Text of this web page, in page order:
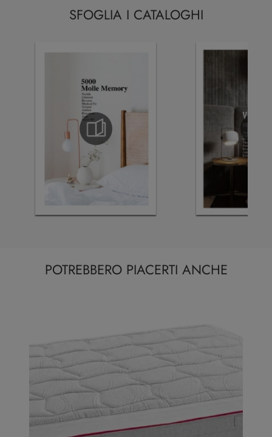
SFOGLIA I CATALOGHI
POTREBBERO PIACERTI ANCHE